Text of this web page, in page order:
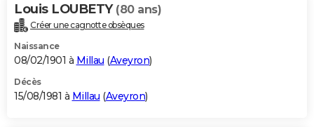
Louis LOUBETY (80 ans)
Créer une cagnotte obsèques
Naissance
08/02/1901 à Millau (Aveyron)
Décès
15/08/1981 à Millau (Aveyron)